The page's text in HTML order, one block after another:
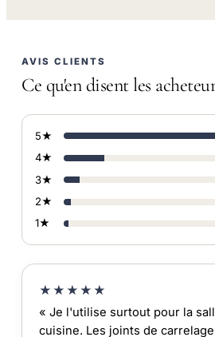
AVIS CLIENTS
Ce qu'en disent les
5★
4★
3★
2★
1★
★★★★★
« Je l'utilise surtout pour la
cuisine. Les joints de